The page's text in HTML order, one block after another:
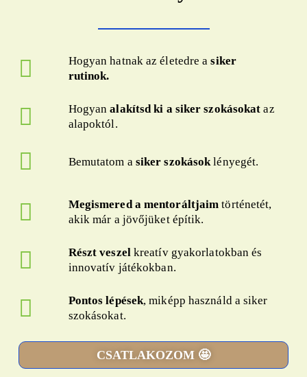
Hogyan hatnak az életedre asiker
rutinok.
Hogyanalakítsd ki a siker szokásokat az
alapoktól.
Bemutatom a siker szokások lényegét.
Megismered a mentoráltjaimtörténetét,
akik már a jövőjüket építik.
Részt veszel kreatív gyakorlatokban és
innovatív játékokban.
Pontos lépések, miképp használd a siker
szokásokat.
CSATLAKOZOM 🤩